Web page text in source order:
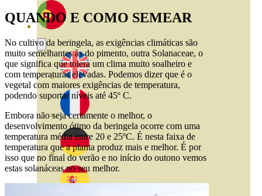
QUANDO E COMO SEMEAR
No cultivo da beringela, as exigências climáticas são
muito semelhantes às do pimento, outra Solanaceae, o
que significa que tolera um clima muito soalheiro e
com temperaturas elevadas. Podemos dizer que é o
vegetal com maiores exigências de temperatura,
podendo suportar níveis até 45º C.
Embora não seja certamente o melhor, o
desenvolvimento ótimo da beringela ocorre com uma
temperatura média entre 20 e 25ºC. É nesta faixa de
temperatura que a planta produz mais e melhor. É por
isso que no final do verão e no início do outono vemos
estas solanáceas no seu melhor.